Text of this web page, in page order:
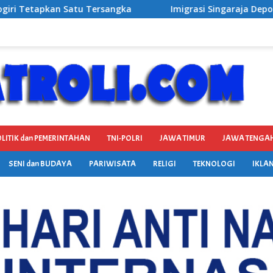
Imigrasi Singaraja Deportasi WNA Australia Diduga Gelar
dan PEMERINTAHAN TNI-POLRI JAWA TIMUR JAWA
SENI dan BUDAYA PARIWISATA RELIGI TEKNOLOGI